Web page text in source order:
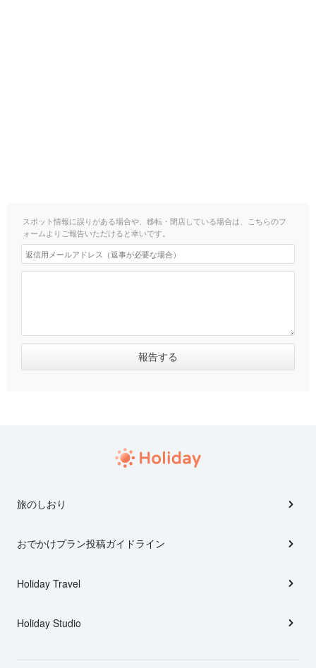
スポット情報に誤りがある場合や、移転・閉店している場合は、こちらのフ
ォームよりご報告いただけると幸いです。
旅のしおり
おでかけプラン投稿ガイドライン
Holiday Travel
Holiday Studio